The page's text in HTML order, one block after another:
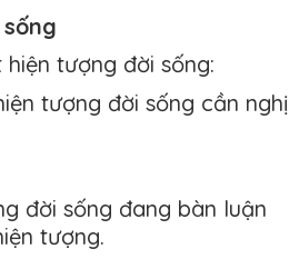
tượng đời sống:
tượng đời sống cần nghị
đời sống đang bàn luận
tượng.